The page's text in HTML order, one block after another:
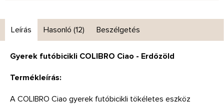
Leírás Hasonló (12) Beszélgetés
Gyerek futóbicikli COLIBRO Ciao - Erdőzöld
Termékleírás:
A COLIBRO Ciao gyerek futóbicikli tökéletes eszköz